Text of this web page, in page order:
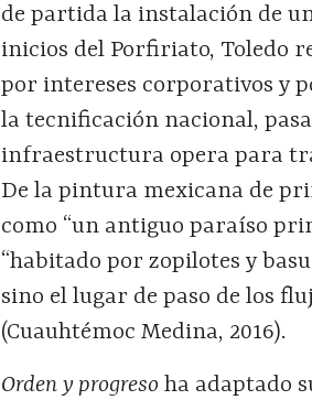
de partida la instalación de
inicios del Porfiriato, Toledo
por intereses corporativos y
la tecnificación nacional,
infraestructura opera para
De la pintura mexicana de
como “un antiguo paraíso
“habitado por zopilotes y
sino el lugar de paso de los
(Cuauhtémoc Medina, 2016).
Orden y progresoha adaptado